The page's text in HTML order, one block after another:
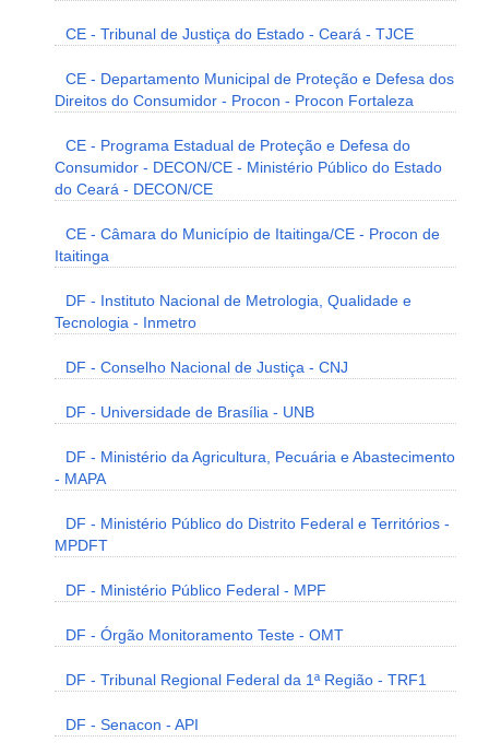
CE - Tribunal de Justiça do Estado - Ceará - TJCE
CE - Departamento Municipal de Proteção e Defesa dos
Direitos do Consumidor - Procon - Procon Fortaleza
CE - Programa Estadual de Proteção e Defesa do
Consumidor - DECON/CE - Ministério Público do Estado
do Ceará - DECON/CE
CE - Câmara do Município de Itaitinga/CE - Procon de
Itaitinga
DF - Instituto Nacional de Metrologia, Qualidade e
Tecnologia - Inmetro
DF - Conselho Nacional de Justiça - CNJ
DF - Universidade de Brasília - UNB
DF - Ministério da Agricultura, Pecuária e Abastecimento
- MAPA
DF - Ministério Público do Distrito Federal e Territórios -
MPDFT
DF - Ministério Público Federal - MPF
DF - Órgão Monitoramento Teste - OMT
DF - Tribunal Regional Federal da 1ª Região - TRF1
DF - Senacon - API